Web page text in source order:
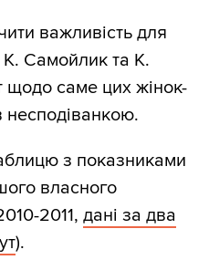
важливість для
К. Самойлик та К.
щодо саме цих жінок-
несподіванкою.
з показниками
власного
2011, дані за два
).